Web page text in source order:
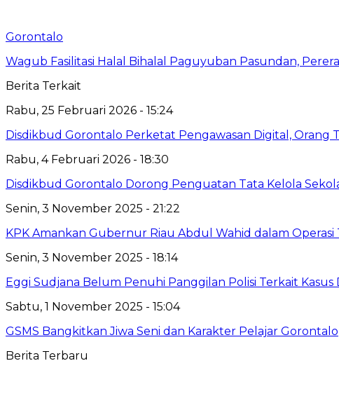
Gorontalo
Wagub Fasilitasi Halal Bihalal Paguyuban Pasundan,
Berita Terkait
Rabu, 25 Februari 2026 - 15:24
Disdikbud Gorontalo Perketat Pengawasan Digital, Orang
Rabu, 4 Februari 2026 - 18:30
Disdikbud Gorontalo Dorong Penguatan Tata Kelola
Senin, 3 November 2025 - 21:22
KPK Amankan Gubernur Riau Abdul Wahid dalam Operasi
Senin, 3 November 2025 - 18:14
Eggi Sudjana Belum Penuhi Panggilan Polisi Terkait
Sabtu, 1 November 2025 - 15:04
GSMS Bangkitkan Jiwa Seni dan Karakter Pelajar Gorontalo
Berita Terbaru